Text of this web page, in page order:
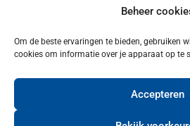
Beheer
Om de beste ervaringen te bieden, gebruiken
cookies om informatie over je apparaat op te
Accepteren
Cookiebeleid (EU)